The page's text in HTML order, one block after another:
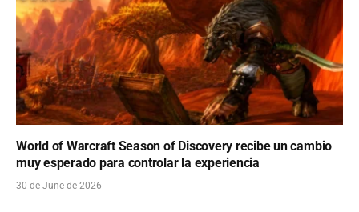
World of Warcraft Season of Discovery recibe un cambio
muy esperado para controlar la experiencia
30 de June de 2026